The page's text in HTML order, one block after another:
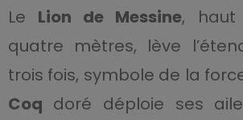
Le Lion de Messine,
quatre mètres, lève
trois fois, symbole de la
Coq doré déploie ses